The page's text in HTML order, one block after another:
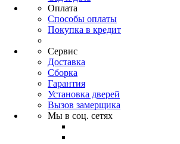
Оплата
Способы оплаты
Покупка в кредит
Сервис
Доставка
Сборка
Гарантия
Установка дверей
Вызов замерщика
Мы в соц. сетях